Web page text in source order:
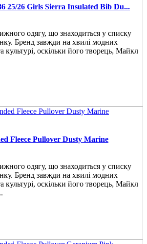
25/26 Girls Sierra Insulated Bib Du...
одягу, що знаходиться у списку
Бренд завжди на хвилі модних
культурі, оскільки його творець, Майкл
Fleece Pullover Dusty Marine
одягу, що знаходиться у списку
Бренд завжди на хвилі модних
культурі, оскільки його творець, Майкл